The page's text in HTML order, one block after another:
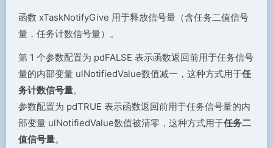
函数 xTaskNotifyGive 用于释放信号量（含任务二值信号
量，任务计数信号量）。
第 1 个参数配置为 pdFALSE 表示函数返回前用于任务信号
量的内部变量 ulNotifiedValue数值减一，这种方式用于任
务计数信号量。
参数配置为 pdTRUE 表示函数返回前用于任务信号量的内
部变量 ulNotifiedValue数值被清零，这种方式用于任务二
值信号量。